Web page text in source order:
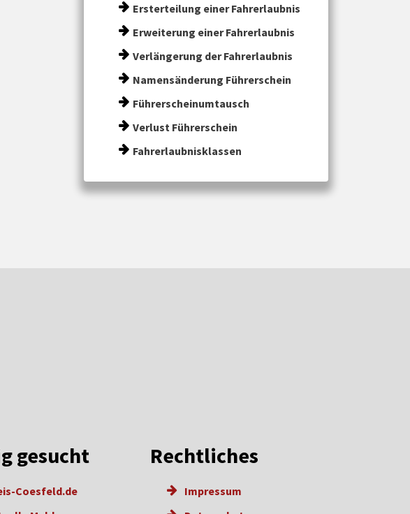
Ersterteilung einer Fahrerlaubnis
Erweiterung einer Fahrerlaubnis
Verlängerung der Fahrerlaubnis
Namensänderung Führerschein
Führerscheinumtausch
Verlust Führerschein
Fahrerlaubnisklassen
gesucht
Coesfeld.de
Rechtliches
Impressum